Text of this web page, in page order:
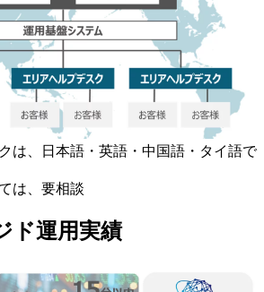
は、日本語・英語・中国語・タイ語で
は、要相談
ド運用実績